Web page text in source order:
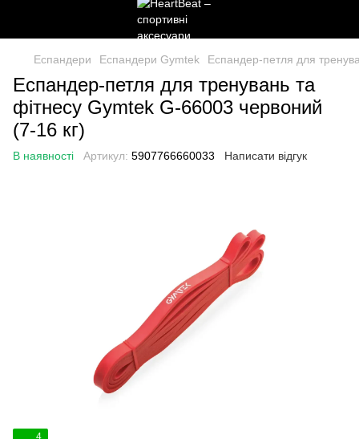
Еспандери Еспандери Gymtek Еспандер-петля для
Еспандер-петля для тренувань та
фітнесу Gymtek G-66003 червоний
(7-16 кг)
В наявності Артикул: 5907766660033 Написати відгук
4